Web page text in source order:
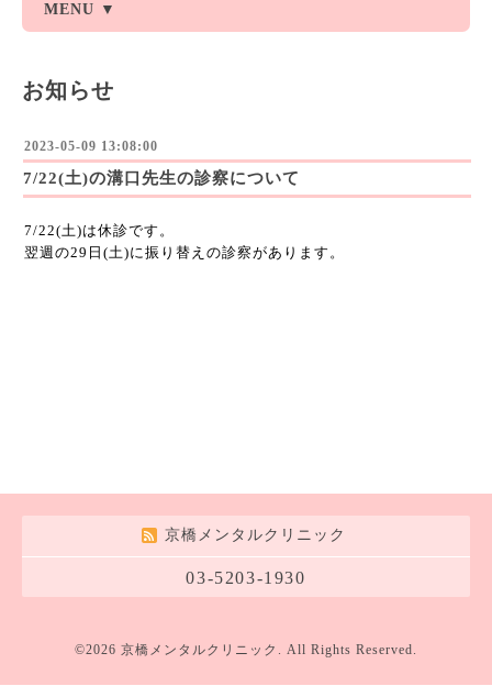
MENU ▼
お知らせ
2023-05-09 13:08:00
7/22(土)の溝口先生の診察について
7/22(土)は休診です。
翌週の29日(土)に振り替えの診察があります。
京橋メンタルクリニック
03-5203-1930
©2026 京橋メンタルクリニック . All Rights Reserved.